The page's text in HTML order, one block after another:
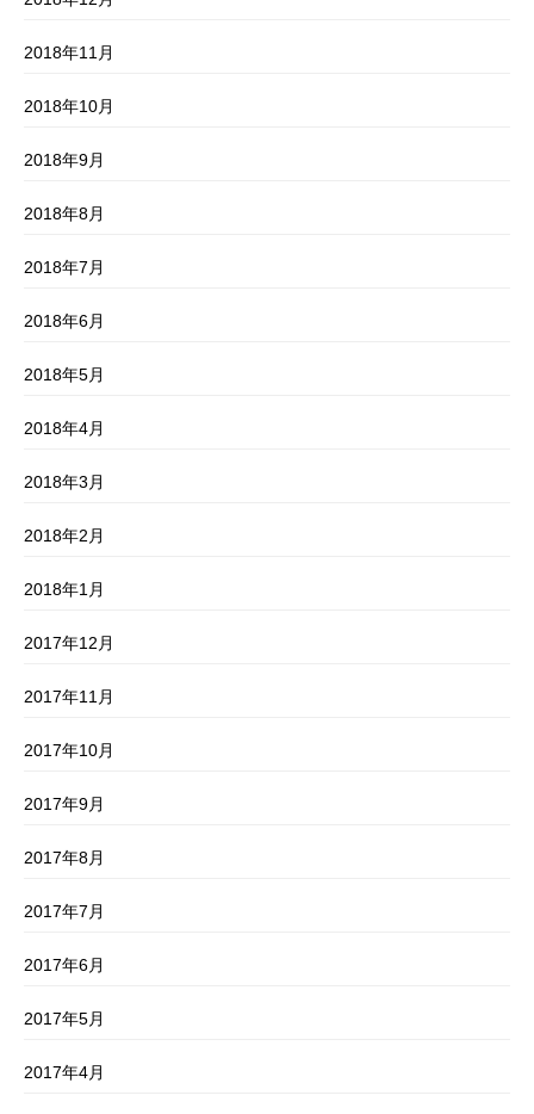
2018年11月
2018年10月
2018年9月
2018年8月
2018年7月
2018年6月
2018年5月
2018年4月
2018年3月
2018年2月
2018年1月
2017年12月
2017年11月
2017年10月
2017年9月
2017年8月
2017年7月
2017年6月
2017年5月
2017年4月